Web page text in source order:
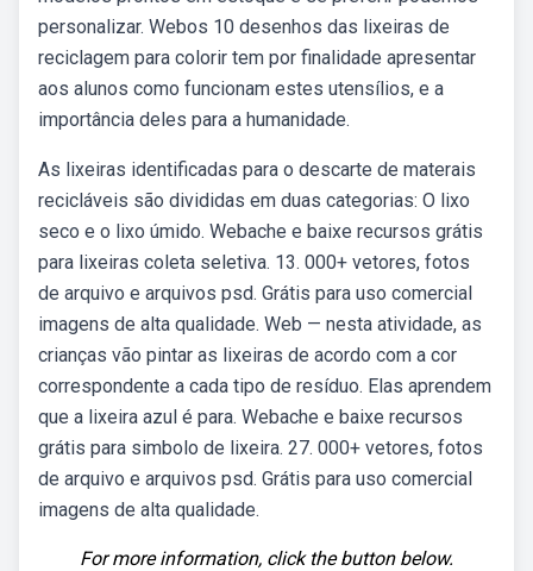
personalizar. Webos 10 desenhos das lixeiras de
reciclagem para colorir tem por finalidade apresentar
aos alunos como funcionam estes utensílios, e a
importância deles para a humanidade.
As lixeiras identificadas para o descarte de materais
recicláveis são divididas em duas categorias: O lixo
seco e o lixo úmido. Webache e baixe recursos grátis
para lixeiras coleta seletiva. 13. 000+ vetores, fotos
de arquivo e arquivos psd. Grátis para uso comercial
imagens de alta qualidade. Web — nesta atividade, as
crianças vão pintar as lixeiras de acordo com a cor
correspondente a cada tipo de resíduo. Elas aprendem
que a lixeira azul é para. Webache e baixe recursos
grátis para simbolo de lixeira. 27. 000+ vetores, fotos
de arquivo e arquivos psd. Grátis para uso comercial
imagens de alta qualidade.
For more information, click the button below.